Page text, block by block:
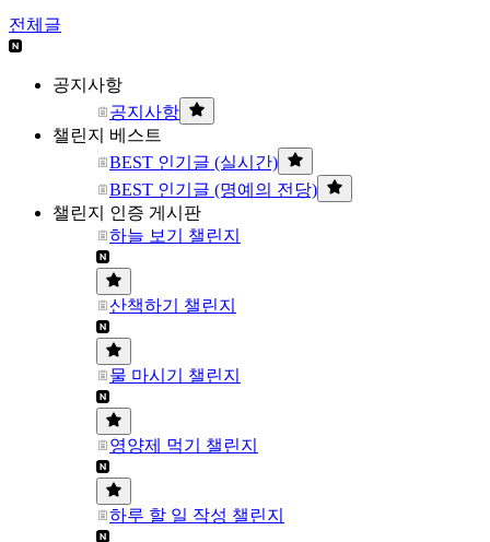
전체글
공지사항
공지사항
챌린지 베스트
BEST 인기글 (실시간)
BEST 인기글 (명예의 전당)
챌린지 인증 게시판
하늘 보기 챌린지
산책하기 챌린지
물 마시기 챌린지
영양제 먹기 챌린지
하루 할 일 작성 챌린지